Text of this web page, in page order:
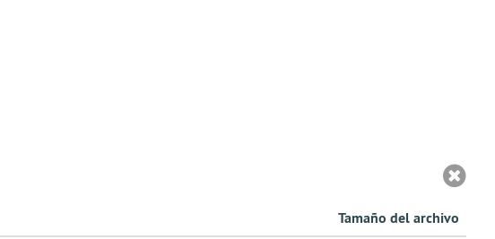
Tamaño del archivo